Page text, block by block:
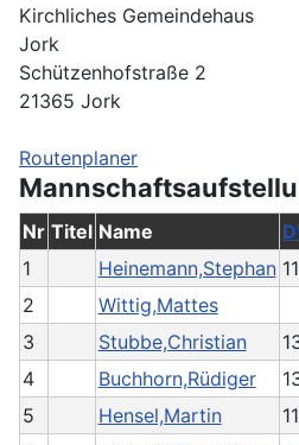
Kirchliches Gemeindehaus
Jork
Schützenhofstraße 2
21365 Jork
Routenplaner
Nr Titel Name
1
Heinemann,Stephan
2
Wittig,Mattes
3
Stubbe,Christian
4
Buchhorn,Rüdiger
5
Hensel,Martin